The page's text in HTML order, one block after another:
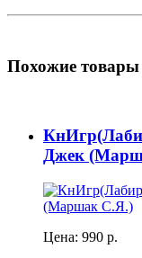
Похожие товары
Джек
Цена: 990 р.